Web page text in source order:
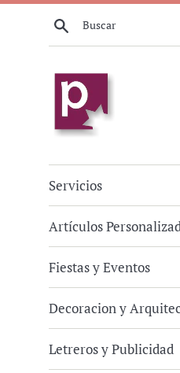
Ir
directamente Buscar
Servicios
Artículos
Fiestas y Eventos
Decoracion y
Letreros y Publicidad